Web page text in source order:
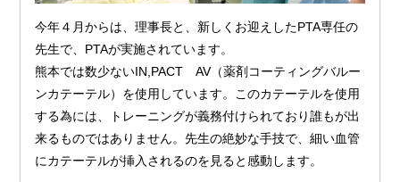
今年４月からは、理事長と、新しくお迎えしたPTA専任の
先生で、PTAが実施されています。
熊本では数少ないIN,PACT AV（薬剤コーティングバルー
ンカテーテル）を使用しています。このカテーテルを使用
する為には、トレーニングが義務付けられており誰もが出
来るものではありません。先生の絶妙な手技で、細い血管
にカテーテルが挿入されるのを見ると感動します。